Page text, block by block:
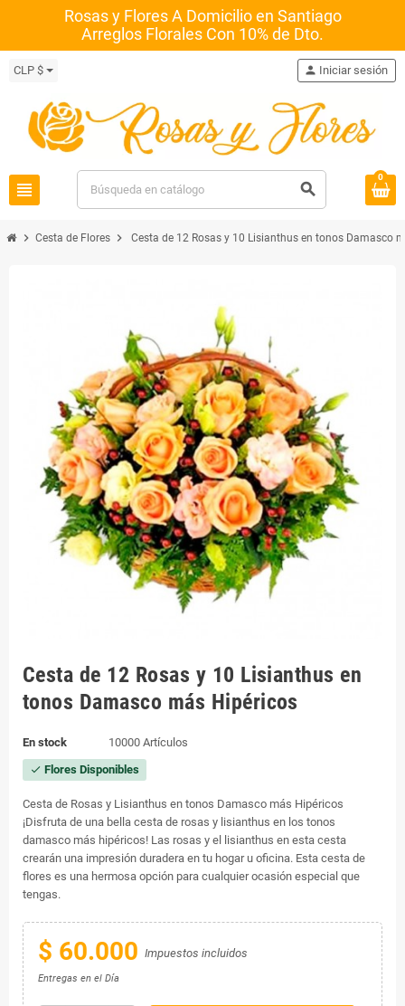
Rosas y Flores A Domicilio en Santiago
Arreglos Florales Con 10% de Dto.
CLP $
view_headline search
person Iniciar sesión
0
chevron_right Cesta de Flores chevron_right Cesta de 12 Rosas y 10 Lisianthus en tonos Damasco
Cesta de 12 Rosas y 10 Lisianthus en
tonos Damasco más Hipéricos
En stock 10000 Artículos
check Flores Disponibles
Cesta de Rosas y Lisianthus en tonos Damasco más Hipéricos
¡Disfruta de una bella cesta de rosas y lisianthus en los tonos
damasco más hipéricos! Las rosas y el lisianthus en esta cesta
crearán una impresión duradera en tu hogar u oficina. Esta cesta de
flores es una hermosa opción para cualquier ocasión especial que
tengas.
$ 60.000 Impuestos incluidos
Entregas en el Día